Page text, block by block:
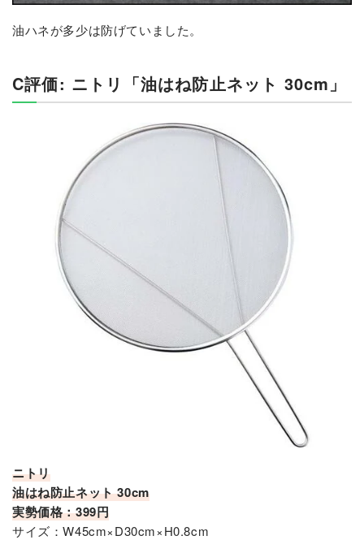
油ハネが多少は防げていました。
C評価: ニトリ「油はね防止ネット 30cm」
ニトリ
油はね防止ネット 30cm
実勢価格：399円
サイズ：W45cm×D30cm×H0.8cm